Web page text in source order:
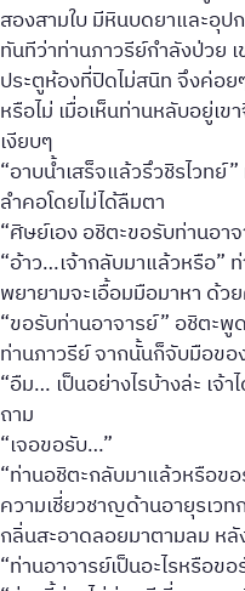
สองสามใบ มีหินบดยาและอุ
ทันทีว่าท่านภาวรีย์กำลังป่วย
ประตูห้องที่ปิดไม่สนิท จึงค่อย
หรือไม่ เมื่อเห็นท่านหลับอยู่เ
เงียบๆ
“อาบน้ำเสร็จแล้วรึวชิรไวทย์
ลำคอโดยไม่ได้ลืมตา
“ศิษย์เอง อชิตะขอรับท่านอา
“อ้าว…เจ้ากลับมาแล้วหรือ”
พยายามจะเอื้อมมือมาหา ด้ว
“ขอรับท่านอาจารย์” อชิตะ
ท่านภาวรีย์ จากนั้นก็จับมือขอ
“อืม… เป็นอย่างไรบ้างล่ะ เจ้
ถาม
“เจอขอรับ…”
“ท่านอชิตะกลับมาแล้วหรือข
ความเชี่ยวชาญด้านอายุรเว
กลิ่นสะอาดลอยมาตามลม หลั
“ท่านอาจารย์เป็นอะไรหรือข